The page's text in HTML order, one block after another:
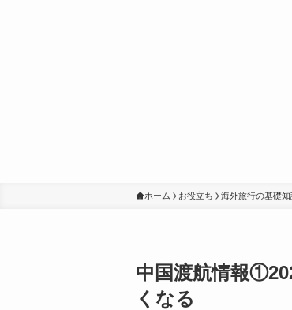
ホーム お役立ち 海外旅行の基礎知
中国渡航情報
くなる